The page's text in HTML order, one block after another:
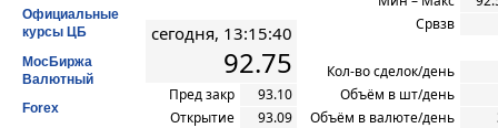
Официальные
курсы ЦБ
МосБиржа
Валютный
Forex
сегодня, 13:15:40
92.75
Пред закр
93.10
Открытие
93.09
Срвзв
Кол-во сделок/день
Объём в шт/день
Объём в валюте/день